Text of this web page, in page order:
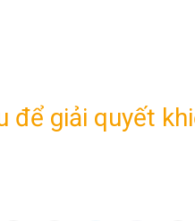
giải quyết